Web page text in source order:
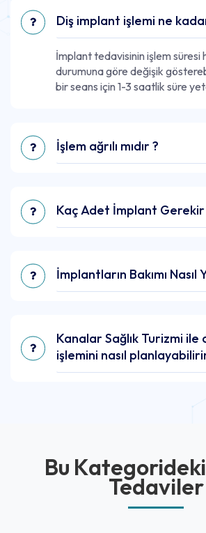
Diş implant işlemi ne
İmplant tedavisinin işlem süresi
durumuna göre değişik
bir seans için 1-3 saatlik süre
İşlem ağrılı mıdır ?
Kaç Adet İmplant Gerekir
İmplantların Bakımı Nasıl
Kanalar Sağlık Turizmi ile
işlemini nasıl
Bu
Tedaviler